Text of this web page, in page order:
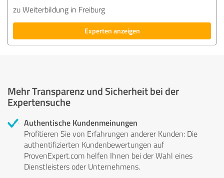
zu Weiterbildung in Freiburg
Experten anzeigen
Mehr Transparenz und Sicherheit bei der
Expertensuche
Authentische Kundenmeinungen
Profitieren Sie von Erfahrungen anderer Kunden: Die
authentifizierten Kundenbewertungen auf
ProvenExpert.com helfen Ihnen bei der Wahl eines
Dienstleisters oder Unternehmens.